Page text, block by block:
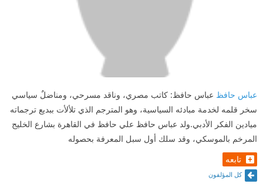
عباس حافظ عباس حافظ: كاتب مصري، وناقد مسرحي، ومناضلٌ سياسي
سخر قلمه لخدمة مبادئه السياسية، وهو المترجم الذي تلألأت ببديع ترجماته
ميادين الفكر الأدبي.ولد عباس حافظ علي حافظ في القاهرة بشارع الخليج
المرخم بالموسكي، وقد سلك أول سبل المعرفة بحصوله
تابعه
كل المؤلفون